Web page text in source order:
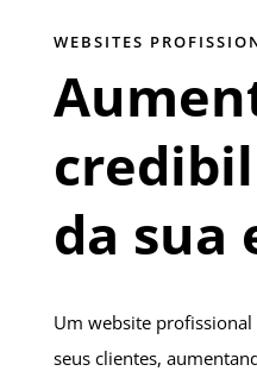
WEBSITES
da sua
Um website
seus clientes,